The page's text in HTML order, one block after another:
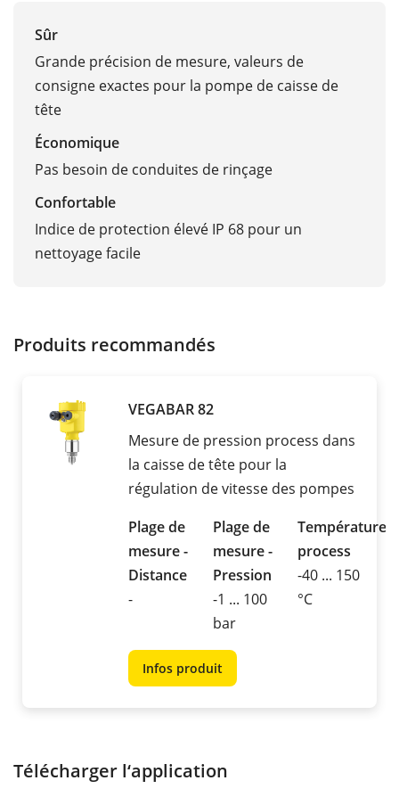
Sûr
Grande précision de mesure, valeurs de
consigne exactes pour la pompe de caisse de
tête
Économique
Pas besoin de conduites de rinçage
Confortable
Indice de protection élevé IP 68 pour un
nettoyage facile
Produits recommandés
VEGABAR 82
Mesure de pression process dans
la caisse de tête pour la
régulation de vitesse des pompes
Plage de
mesure -
Distance
-
Plage de
mesure -
Pression
-1 ... 100
bar
Température
process
-40 ... 150
°C
Infos produit
Télécharger l‘application